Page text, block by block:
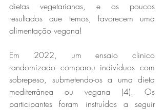
dietas vegetarianas, e os poucos
resultados que temos, favorecem uma
alimentação vegana!
Em 2022, um ensaio clinico
randomizado comparou indivíduos com
sobrepeso, submetendo-os a uma dieta
mediterrânea ou vegana (4). Os
participantes foram instruídos a seguir